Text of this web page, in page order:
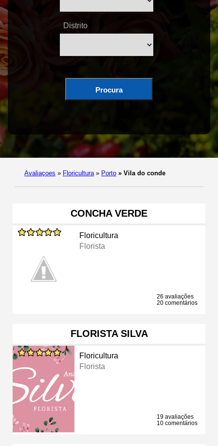
Distrito
Procura
Avaliaçoes » Floricultura » Porto » Vila do conde
CONCHA VERDE
Floricultura
Florista
26 avaliações
20 comentários
FLORISTA SILVA
Floricultura
Florista
19 avaliações
10 comentários